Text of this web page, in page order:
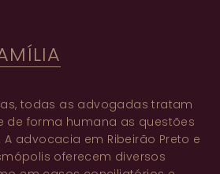
, todas as advogadas tratam
de forma humana as questões
. A advocacia em Ribeirão Preto e
oferecem diversos